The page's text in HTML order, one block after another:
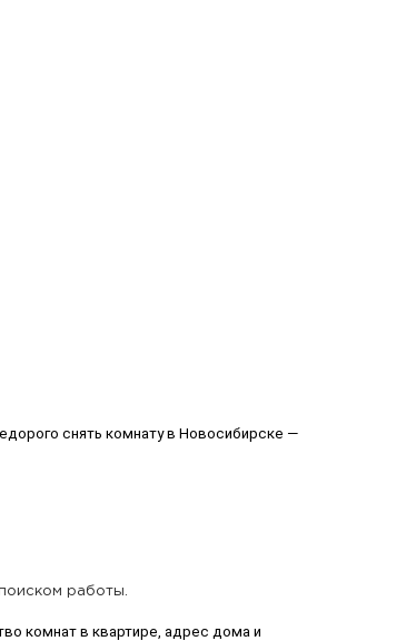
снять комнату в Новосибирске —
работы.
комнат в квартире, адрес дома и